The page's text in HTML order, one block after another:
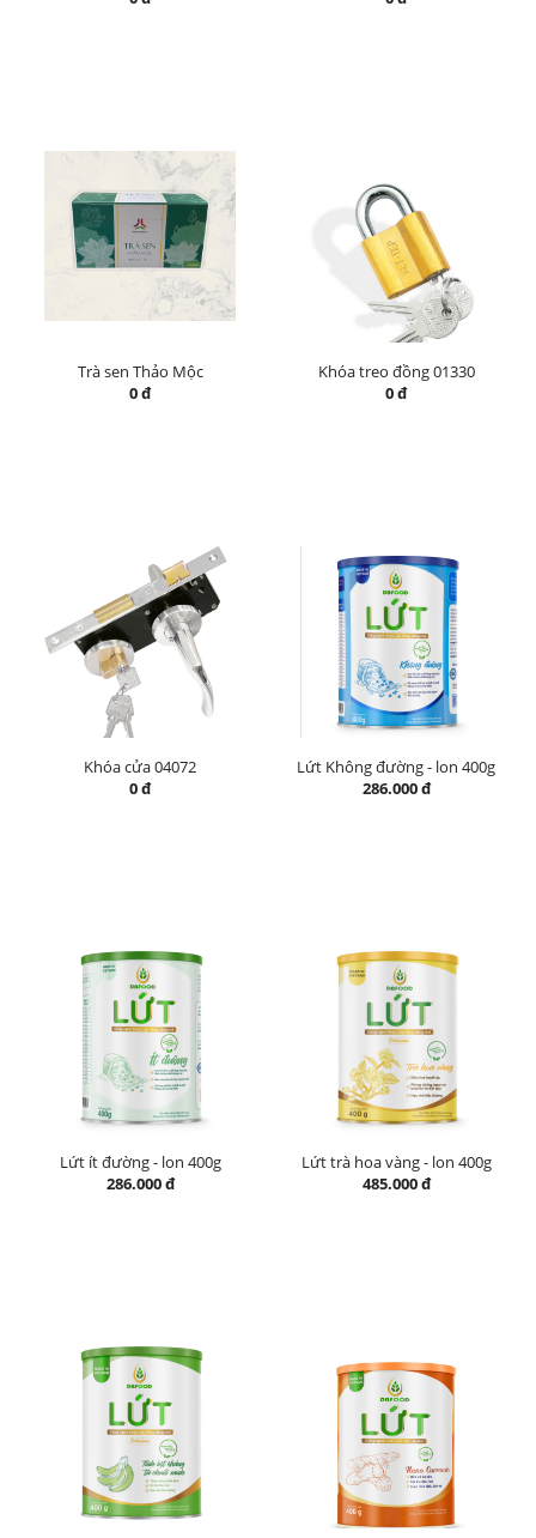
Trà sen Thảo Mộc
0 đ
Khóa treo đồng 01330
0 đ
Khóa cửa 04072
0 đ
Lứt Không đường - lon 400g
286.000 đ
Lứt ít đường - lon 400g
286.000 đ
Lứt trà hoa vàng - lon 400g
485.000 đ